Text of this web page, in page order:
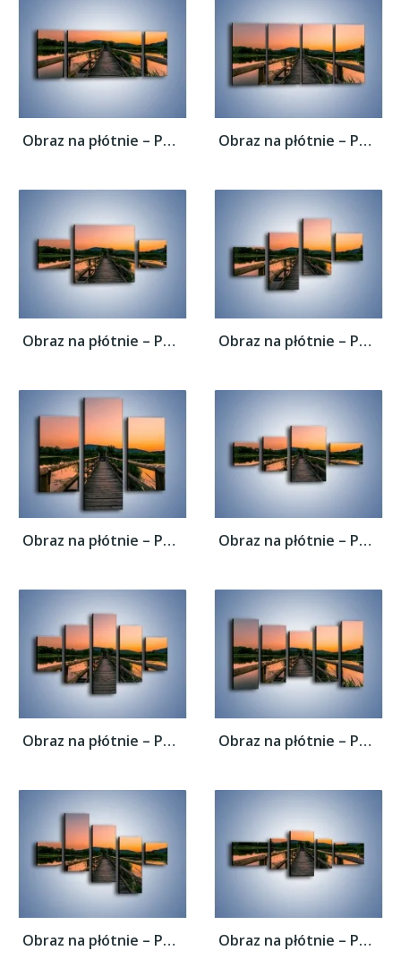
Obraz na płótnie – Pewnym krokiem na druga... Obraz na płótnie – Pewnym krokiem na druga...
Obraz na płótnie – Pewnym krokiem na druga... Obraz na płótnie – Pewnym krokiem na druga...
Obraz na płótnie – Pewnym krokiem na druga... Obraz na płótnie – Pewnym krokiem na druga...
Obraz na płótnie – Pewnym krokiem na druga... Obraz na płótnie – Pewnym krokiem na druga...
Obraz na płótnie – Pewnym krokiem na druga... Obraz na płótnie – Pewnym krokiem na druga...